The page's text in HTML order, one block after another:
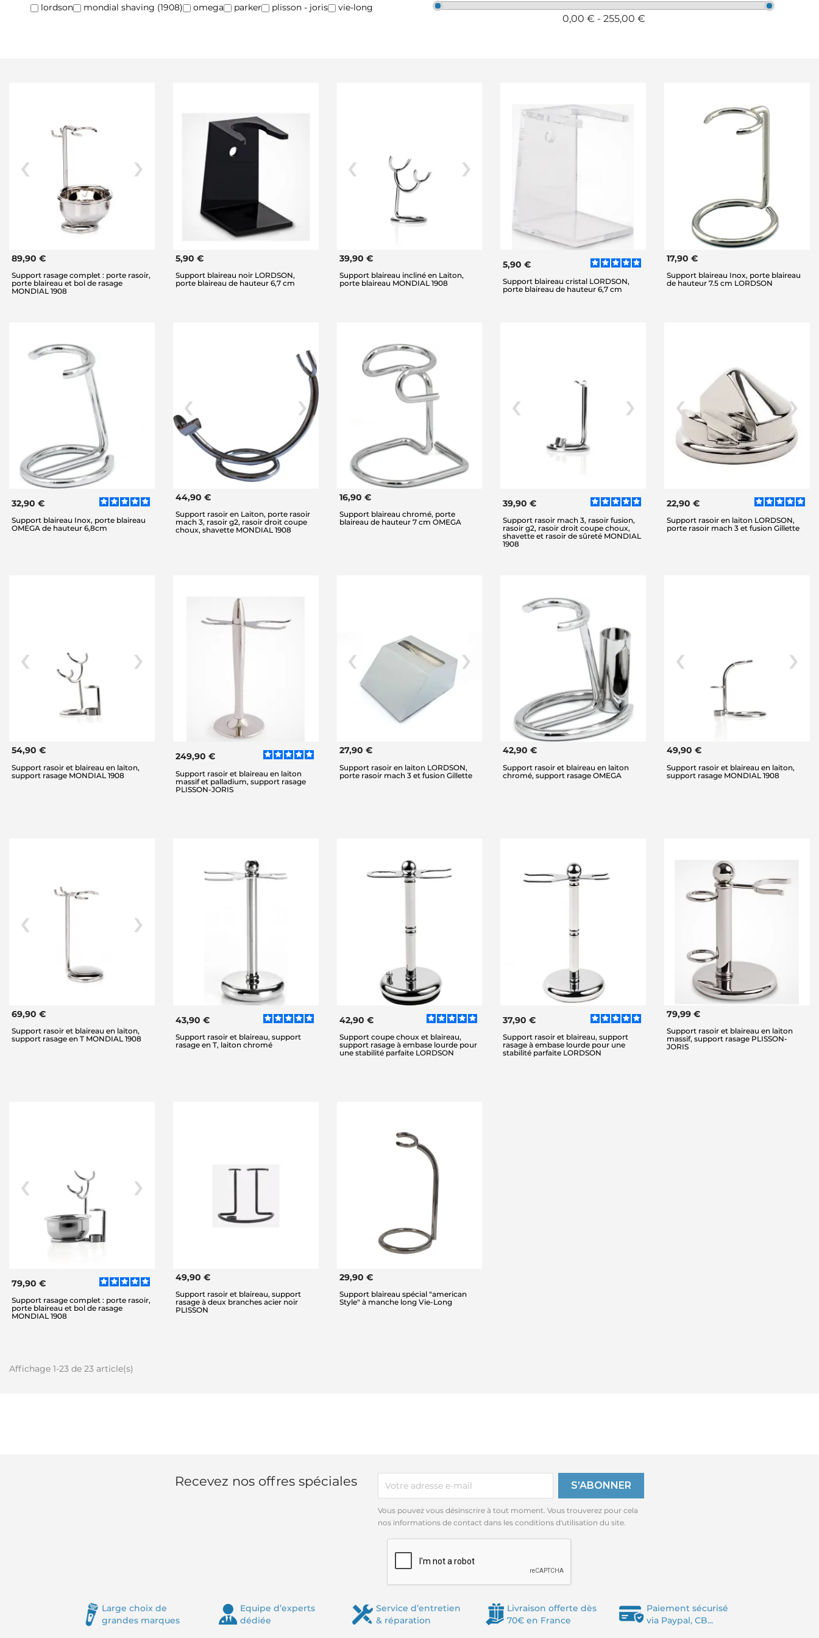
lordson
mondial shaving (1908) omega parker plisson - joris vie-long
0,00 € - 255,00 €
89,90 €
Support rasage complet : porte rasoir,
porte blaireau et bol de rasage
MONDIAL 1908
5,90 €
Support blaireau noir LORDSON,
porte blaireau de hauteur 6,7 cm
39,90 €
Support blaireau incliné en Laiton,
porte blaireau MONDIAL 1908
5,90 €
Support blaireau cristal LORDSON,
porte blaireau de hauteur 6,7 cm
17,90 €
Support blaireau Inox, porte blaireau
de hauteur 7.5 cm LORDSON
32,90 €
Support blaireau Inox, porte blaireau
OMEGA de hauteur 6,8cm
44,90 €
Support rasoir en Laiton, porte rasoir
mach 3, rasoir g2, rasoir droit coupe
choux, shavette MONDIAL 1908
16,90 €
Support blaireau chromé, porte
blaireau de hauteur 7 cm OMEGA
39,90 €
Support rasoir mach 3, rasoir fusion,
rasoir g2, rasoir droit coupe choux,
shavette et rasoir de sûreté MONDIAL
1908
22,90 €
Support rasoir en laiton LORDSON,
porte rasoir mach 3 et fusion Gillette
54,90 €
Support rasoir et blaireau en laiton,
support rasage MONDIAL 1908
249,90 €
Support rasoir et blaireau en laiton
massif et palladium, support rasage
PLISSON-JORIS
27,90 €
Support rasoir en laiton LORDSON,
porte rasoir mach 3 et fusion Gillette
42,90 €
Support rasoir et blaireau en laiton
chromé, support rasage OMEGA
49,90 €
Support rasoir et blaireau en laiton,
support rasage MONDIAL 1908
69,90 €
Support rasoir et blaireau en laiton,
support rasage en T MONDIAL 1908
43,90 €
Support rasoir et blaireau, support
rasage en T, laiton chromé
42,90 €
Support coupe choux et blaireau,
support rasage à embase lourde pour
une stabilité parfaite LORDSON
37,90 €
Support rasoir et blaireau, support
rasage à embase lourde pour une
stabilité parfaite LORDSON
79,99 €
Support rasoir et blaireau en laiton
massif, support rasage PLISSON-
JORIS
79,90 €
Support rasage complet : porte rasoir,
porte blaireau et bol de rasage
MONDIAL 1908
49,90 €
Support rasoir et blaireau, support
rasage à deux branches acier noir
PLISSON
29,90 €
Support blaireau spécial "american
Style" à manche long Vie-Long
Affichage 1-23 de 23 article(s)
Recevez nos offres spéciales
Vous pouvez vous désinscrire à tout moment. Vous trouverez pour cela
nos informations de contact dans les conditions d'utilisation du site.
Large choix de
grandes marques
Equipe d’experts
dédiée
Service d’entretien
& réparation
Livraison offerte dès
70€ en France
Paiement sécurisé
via Paypal, CB...